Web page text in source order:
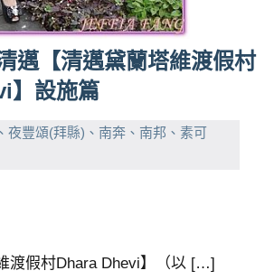
邁【清邁黛蘭塔維渡假村
】設施篇
夜豐頌(拜縣)、南奔、南邦、素可
渡假村Dhara Dhevi】（以 […]